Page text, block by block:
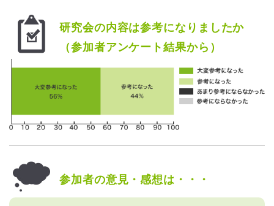
研究会の内容は参考になりましたか
（参加者アンケート結果から）
参加者の意見・感想は・・・